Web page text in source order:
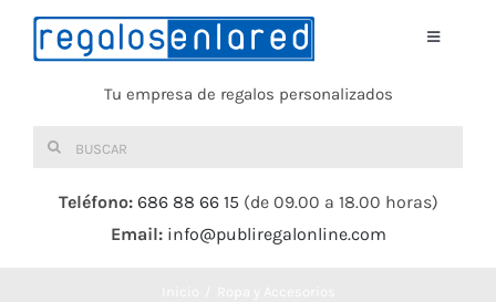
Saltar
Toggle
Tu empresa de regalos personalizados
Buscar:
Teléfono: 686 88 66 15 (de 09.00 a 18.00 horas)
Email: info@publiregalonline.com